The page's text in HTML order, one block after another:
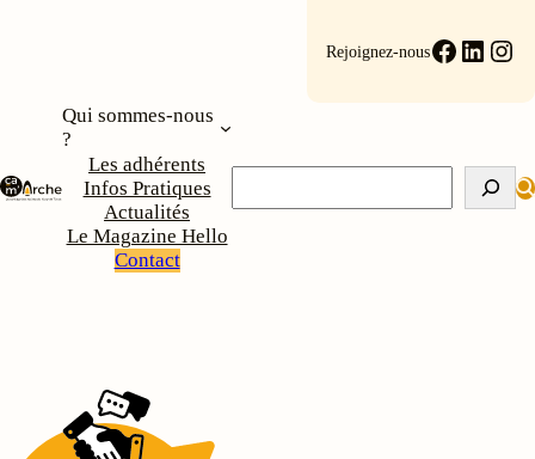
Rejoignez-nous
Qui sommes-nous
?
Les adhérents
Infos Pratiques
Actualités
Le Magazine Hello
Contact